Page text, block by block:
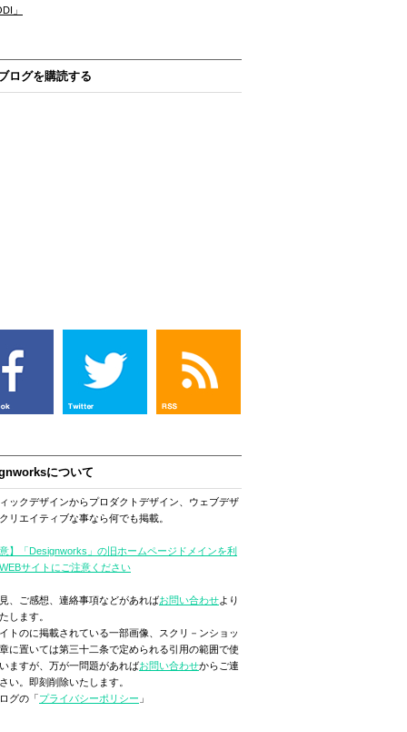
」
ログを購読する
について
ックデザインからプロダクトデザイン、ウェブデザ
リエイティブな事なら何でも掲載。
】「Designworks」の旧ホームページドメインを利
サイトにご注意ください
、ご感想、連絡事項などがあればお問い合わせより
します。
トのに掲載されている一部画像、スクリ－ンショッ
に置いては第三十二条で定められる引用の範囲で使
ますが、万が一問題があればお問い合わせからご連
い。即刻削除いたします。
グの「プライバシーポリシー 」